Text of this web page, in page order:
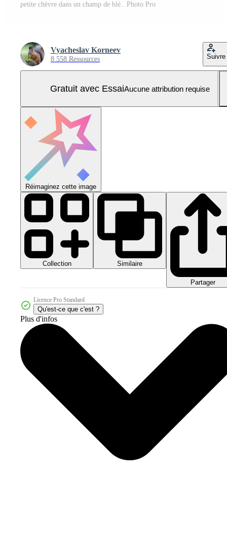
petite chèvre dans un champ de blé.. Photo Pro
Vyacheslav Korneev
8 558 Ressources Suivre
Gratuit avec EssaiAucune attribution requise
Réimaginez cette image
Collection Similaire
Partager
Licence Pro Standard
Qu'est-ce que c'est ?
Plus d'infos